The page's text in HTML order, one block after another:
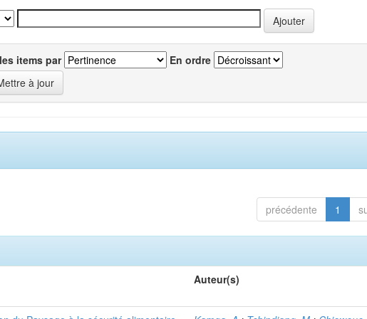
items par
En ordre
précédente 1
Auteur(s)